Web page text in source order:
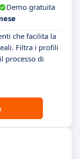
Demo gratuita
che facilita la
Filtra i profili
processo di